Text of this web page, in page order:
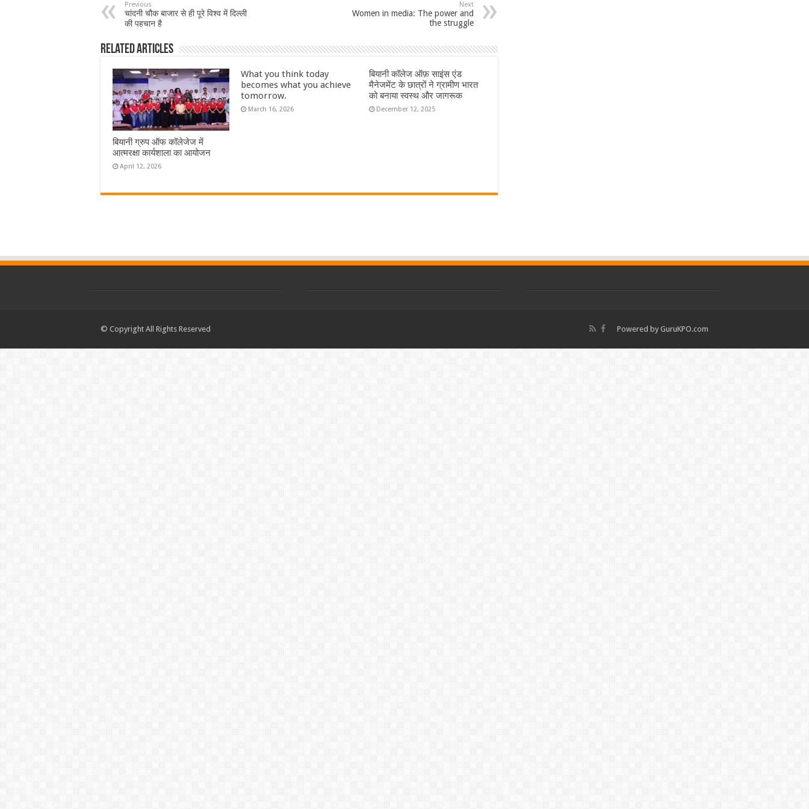
Previous
चांदनी चौक बाजार से ही पूरे विश्व में दिल्ली
की पहचान है
Next
Women in media: The power and
the struggle
Related Articles
बियानी ग्रुप ऑफ कॉलेजेज में
आत्मरक्षा कार्यशाला का आयोजन
April 12, 2026
What you think today
becomes what you achieve
tomorrow.
March 16, 2026
बियानी कॉलेज ऑफ़ साइंस एंड
मैनेजमेंट के छात्रों ने ग्रामीण भारत
को बनाया स्वस्थ और जागरूक
December 12, 2025
Powered by GuruKPO.com
© Copyright All Rights Reserved